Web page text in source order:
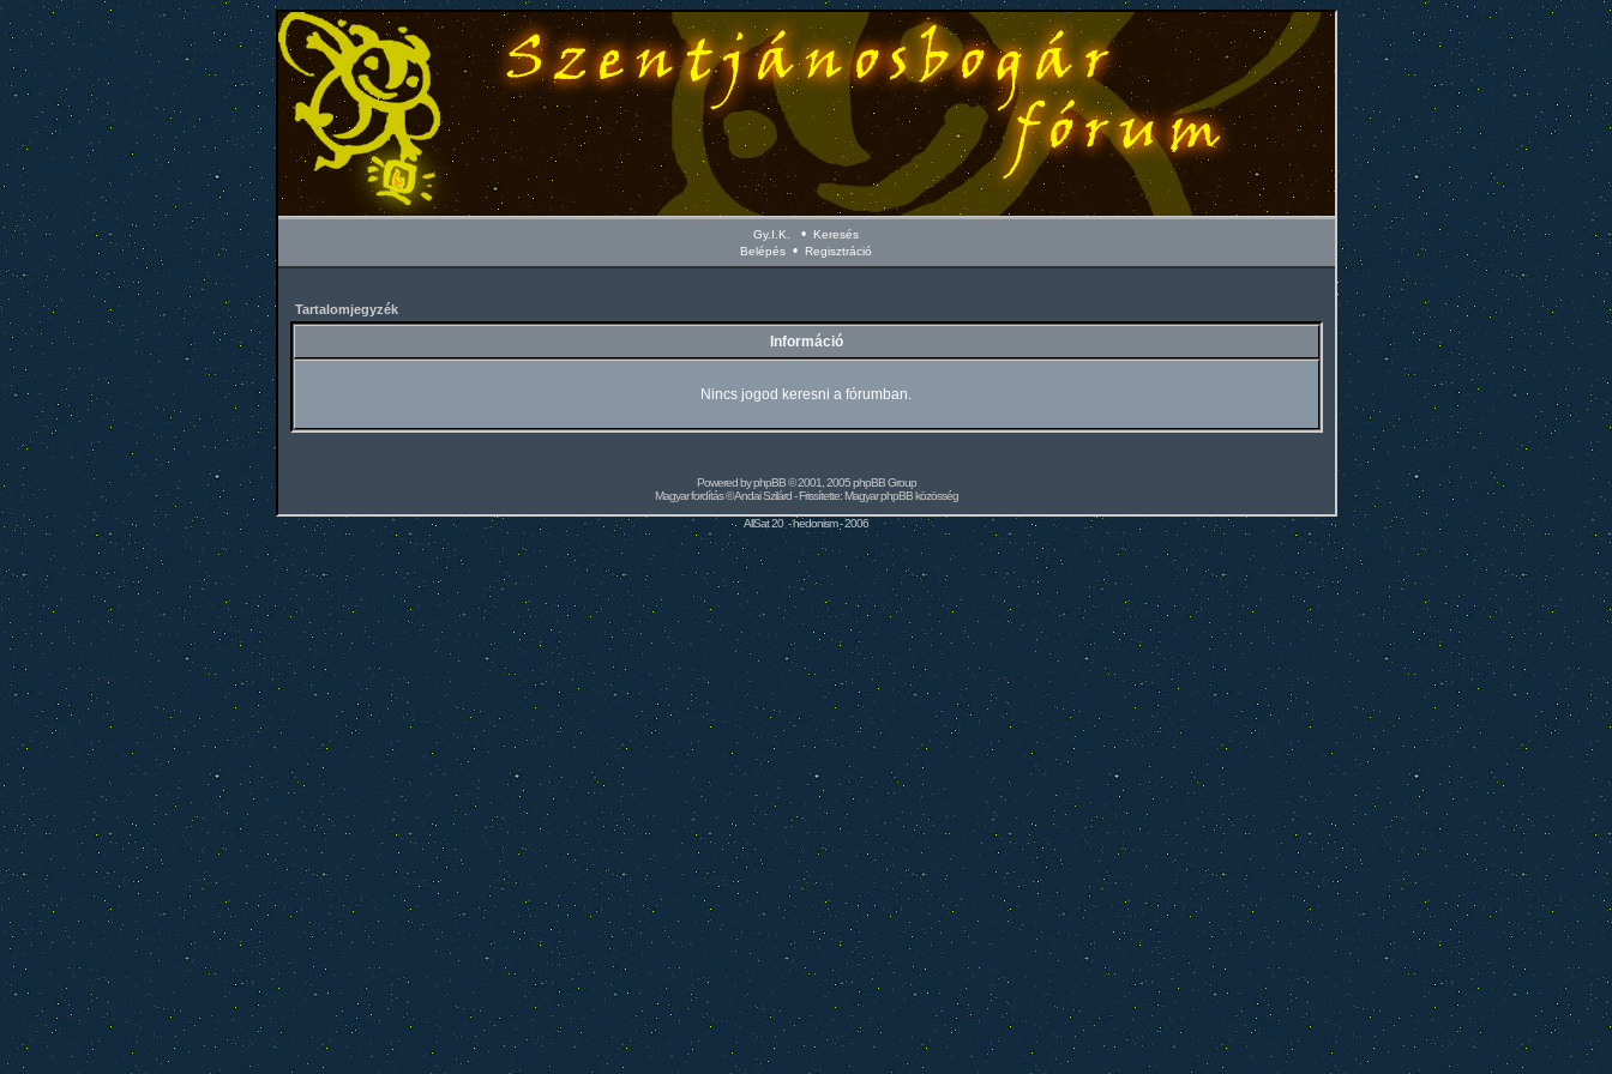
Gy.I.K. •
Keresés
Belépés • Regisztráció
Tartalomjegyzék
Információ
Nincs jogod keresni a fórumban.
Powered byphpBB© 2001, 2005 phpBB Group
Magyar fordítás ©Andai Szilárd- Frissítette:Magyar phpBB közösség
AllSat 20 -hedonism- 2006